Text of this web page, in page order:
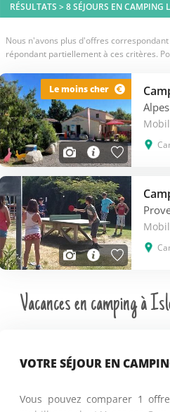
RÉSULTATS >8SÉJOURS EN
Nous n'avons plus d'offres
répondant partiellement à ces critères.
Le moins cher
Vacances en camping à
VOTRE SÉJOUR EN
Vous pouvez comparer 1